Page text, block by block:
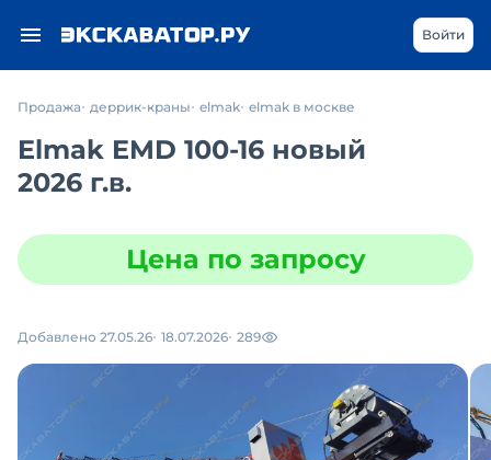
Войти
Продажа деррик-краны elmak elmak в москве
Elmak EMD 100-16 новый
2026 г.в.
Цена по запросу
Добавлено 27.05.26 18.07.2026 289